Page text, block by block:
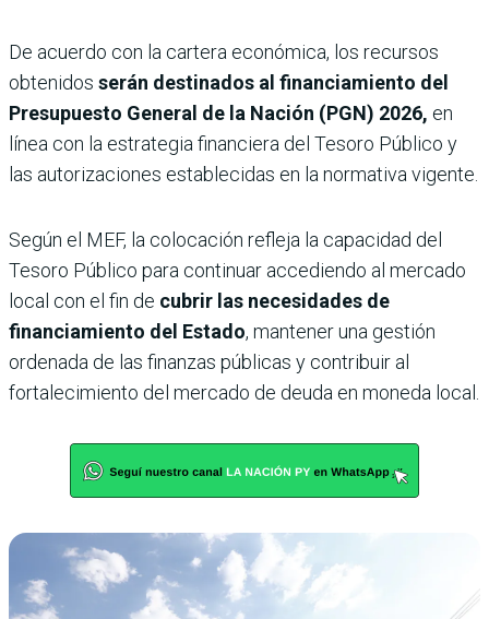
De acuerdo con la cartera económica, los recursos
obtenidos serán destinados al financiamiento del
Presupuesto General de la Nación (PGN) 2026, en
línea con la estrategia financiera del Tesoro Público y
las autorizaciones establecidas en la normativa vigente.
Según el MEF, la colocación refleja la capacidad del
Tesoro Público para continuar accediendo al mercado
local con el fin de cubrir las necesidades de
financiamiento del Estado, mantener una gestión
ordenada de las finanzas públicas y contribuir al
fortalecimiento del mercado de deuda en moneda local.